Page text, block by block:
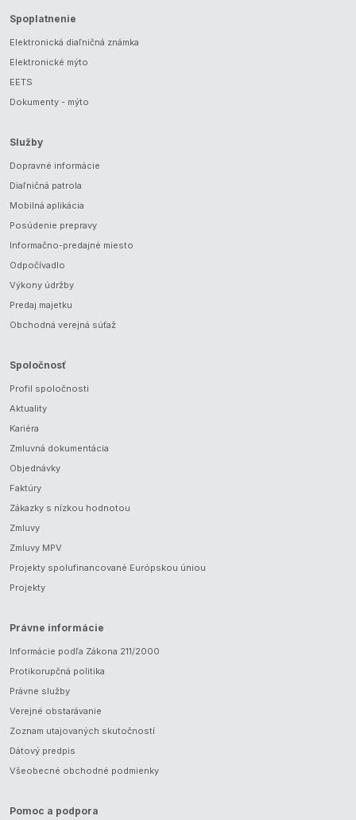
Spoplatnenie
Elektronická diaľničná známka
Elektronické mýto
EETS
Dokumenty - mýto
Služby
Dopravné informácie
Diaľničná patrola
Mobilná aplikácia
Posúdenie prepravy
Informačno-predajné miesto
Odpočívadlo
Výkony údržby
Predaj majetku
Obchodná verejná súťaž
Spoločnosť
Profil spoločnosti
Aktuality
Kariéra
Zmluvná dokumentácia
Objednávky
Faktúry
Zákazky s nízkou hodnotou
Zmluvy
Zmluvy MPV
Projekty spolufinancované Európskou úniou
Projekty
Právne informácie
Informácie podľa Zákona 211/2000
Protikorupčná politika
Právne služby
Verejné obstarávanie
Zoznam utajovaných skutočností
Dátový predpis
Všeobecné obchodné podmienky
Pomoc a podpora